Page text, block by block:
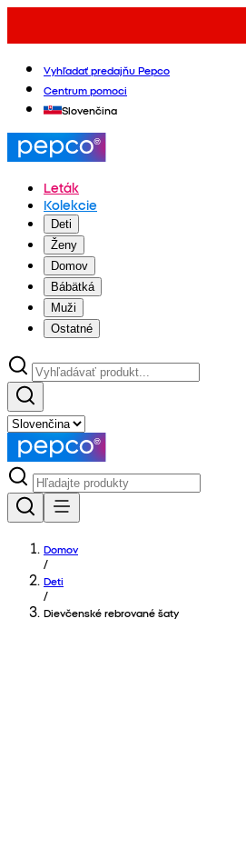
Vyhľadať predajňu Pepco
Centrum pomoci
Slovenčina
Leták
Kolekcie
Deti
Ženy
Domov
Bábätká
Muži
Ostatné
Domov
/
Deti
/
Dievčenské rebrované šaty